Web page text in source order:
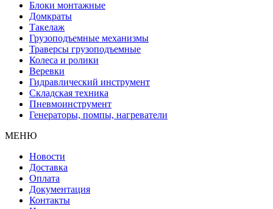
Блоки монтажные
Домкраты
Такелаж
Грузоподъемные механизмы
Траверсы грузоподъемные
Колеса и ролики
Веревки
Гидравлический инструмент
Складская техника
Пневмоинструмент
Генераторы, помпы, нагреватели
МЕНЮ
Новости
Доставка
Оплата
Документация
Контакты